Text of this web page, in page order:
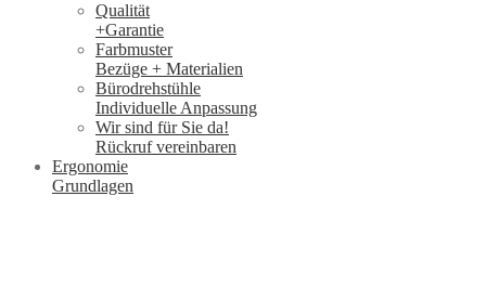
Qualität
+Garantie
Farbmuster
Bezüge + Materialien
Bürodrehstühle
Individuelle Anpassung
Wir sind für Sie da!
Rückruf vereinbaren
Ergonomie
Grundlagen